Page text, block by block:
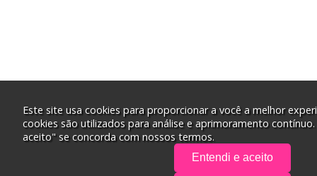
Este site usa cookies para proporcionar a você a melhor
cookies são utilizados para análise e aprimoramento
aceito" se concorda com nossos termos.
Entendi e aceito